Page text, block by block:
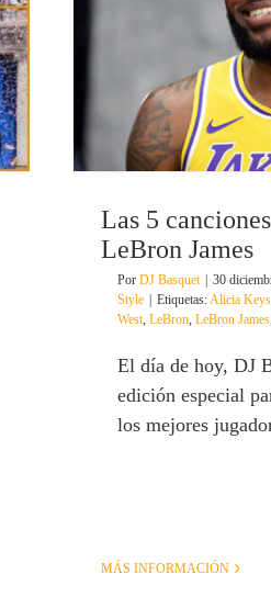
Las 5
LeBron James
Por DJ Basquet 30
Style
Etiquetas:Alicia Keys
West, LeBron, LeBron James,
El día de hoy, DJ
edición especial
los mejores
MÁS INFORMACIÓN